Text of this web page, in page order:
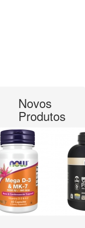
Novos
Produtos